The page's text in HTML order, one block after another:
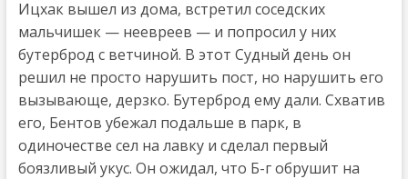
Ицхак вышел из дома, встретил соседских
мальчишек — неевреев — и попросил у них
бутерброд с ветчиной. В этот Судный день он
решил не просто нарушить пост, но нарушить его
вызывающе, дерзко. Бутерброд ему дали. Схватив
его, Бентов убежал подальше в парк, в
одиночестве сел на лавку и сделал первый
боязливый укус. Он ожидал, что Б-г обрушит на